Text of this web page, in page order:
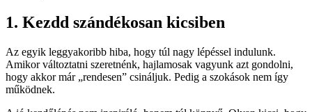
1. Kezdd szándékosan kicsiben
Az egyik leggyakoribb hiba, hogy túl nagy lépéssel indulunk.
Amikor változtatni szeretnénk, hajlamosak vagyunk azt gondolni,
hogy akkor már „rendesen” csináljuk. Pedig a szokások nem így
működnek.